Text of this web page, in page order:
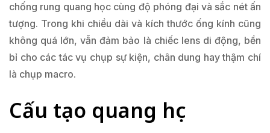
chống rung quang học cùng độ phóng đại và sắc nét ấn
tượng. Trong khi chiều dài và kích thước ống kính cũng
không quá lớn, vẫn đảm bảo là chiếc lens di động, bền
bỉ cho các tác vụ chụp sự kiện, chân dung hay thậm chí
là chụp macro.
Cấu tạo quang học